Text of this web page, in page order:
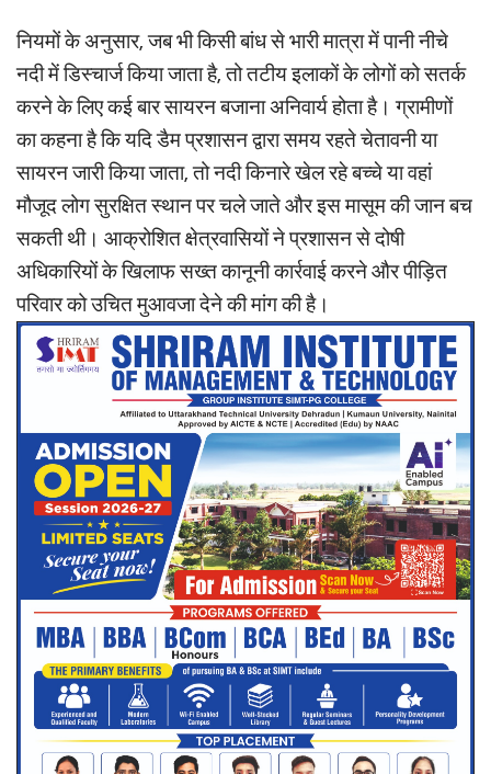
नियमों के अनुसार, जब भी किसी बांध से भारी मात्रा में पानी नीचे
नदी में डिस्चार्ज किया जाता है, तो तटीय इलाकों के लोगों को सतर्क
करने के लिए कई बार सायरन बजाना अनिवार्य होता है। ग्रामीणों
का कहना है कि यदि डैम प्रशासन द्वारा समय रहते चेतावनी या
सायरन जारी किया जाता, तो नदी किनारे खेल रहे बच्चे या वहां
मौजूद लोग सुरक्षित स्थान पर चले जाते और इस मासूम की जान बच
सकती थी। आक्रोशित क्षेत्रवासियों ने प्रशासन से दोषी
अधिकारियों के खिलाफ सख्त कानूनी कार्रवाई करने और पीड़ित
परिवार को उचित मुआवजा देने की मांग की है।